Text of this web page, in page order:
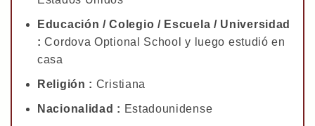
Educación / Colegio / Escuela / Universidad
:Cordova Optional School y luego estudió en
casa
Religión : Cristiana
Nacionalidad : Estadounidense